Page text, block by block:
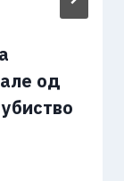
од